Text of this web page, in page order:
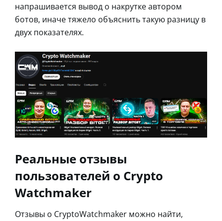
напрашивается вывод о накрутке автором
ботов, иначе тяжело объяснить такую разницу в
двух показателях.
Реальные отзывы
пользователей о Crypto
Watchmaker
Отзывы о CryptoWatchmaker можно найти,